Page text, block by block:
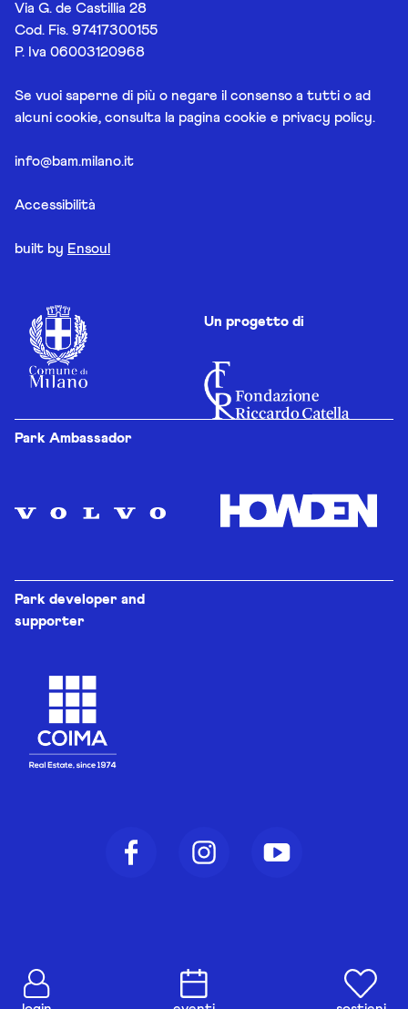
Via G. de Castillia 28
Cod. Fis. 97417300155
P. Iva 06003120968
Se vuoi saperne di più o negare il consenso a tutti o ad
alcuni cookie, consulta la pagina cookie e privacy policy.
info@bam.milano.it
Accessibilità
built by Ensoul
Un progetto di
Park Ambassador
Park developer and
supporter